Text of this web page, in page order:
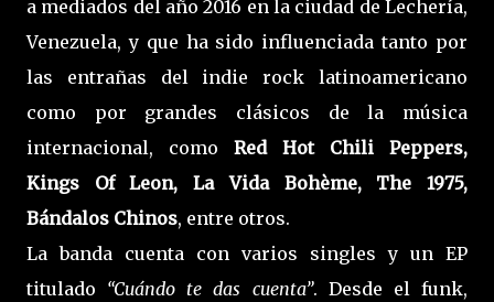
a mediados del año 2016 en la ciudad de Lechería,
Venezuela, y que ha sido influenciada tanto por
las entrañas del indie rock latinoamericano
como por grandes clásicos de la música
internacional, como Red Hot Chili Peppers,
Kings Of Leon, La Vida Bohème, The 1975,
Bándalos Chinos, entre otros.
La banda cuenta con varios singles y un EP
titulado “Cuándo te das cuenta”. Desde el funk,